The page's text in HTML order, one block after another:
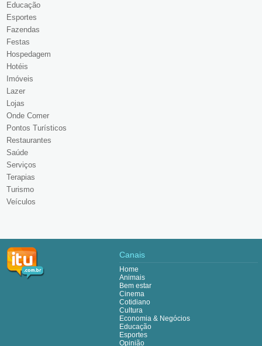
Educação
Esportes
Fazendas
Festas
Hospedagem
Hotéis
Imóveis
Lazer
Lojas
Onde Comer
Pontos Turísticos
Restaurantes
Saúde
Serviços
Terapias
Turismo
Veículos
Canais
Home
Animais
Bem estar
Cinema
Cotidiano
Cultura
Economia & Negócios
Educação
Esportes
Opinião